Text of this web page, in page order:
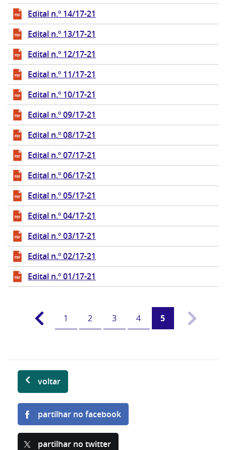
Edital n.º 14/17-21
Edital n.º 13/17-21
Edital n.º 12/17-21
Edital n.º 11/17-21
Edital n.º 10/17-21
Edital n.º 09/17-21
Edital n.º 08/17-21
Edital n.º 07/17-21
Edital n.º 06/17-21
Edital n.º 05/17-21
Edital n.º 04/17-21
Edital n.º 03/17-21
Edital n.º 02/17-21
Edital n.º 01/17-21
1 2 3 4 5
voltar
partilhar no facebook
partilhar no twitter